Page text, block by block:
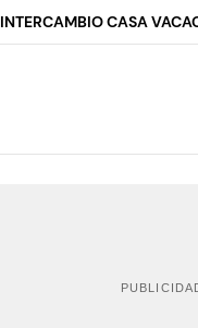
INTERCAMBIO CASA